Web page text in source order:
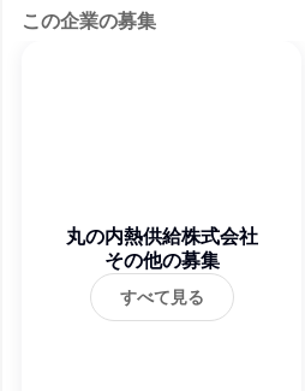
この企業の募集
丸の内熱供給株式会社
その他の募集
すべて見る